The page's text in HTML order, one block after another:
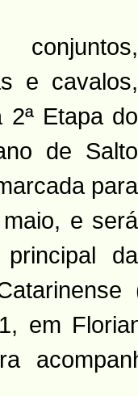
e cavalos,
2ª Etapa do
de Salto
para
e será
da
em